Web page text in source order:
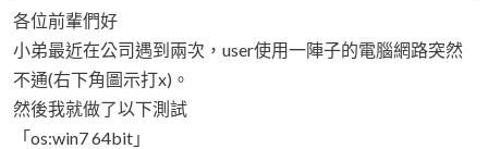
各位前輩們好
小弟最近在公司遇到兩次，user使用一陣子的電腦網路突然
不通(右下角圖示打x)。
然後我就做了以下測試
「os:win7 64bit」